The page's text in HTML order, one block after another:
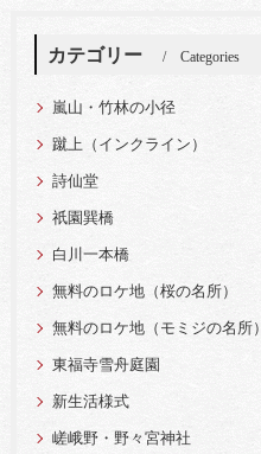
カテゴリー Categories
嵐山・竹林の小径
蹴上（インクライン）
詩仙堂
祇園巽橋
白川一本橋
無料のロケ地（桜の名所）
無料のロケ地（モミジの名所）
東福寺雪舟庭園
新生活様式
嵯峨野・野々宮神社